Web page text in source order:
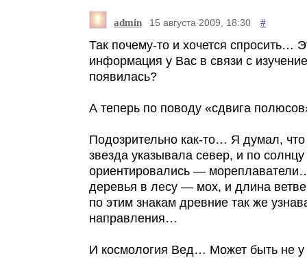
admin 15 августа 2009, 18:30 #
Так почему-то и хочется спросить…
информация у Вас в связи с
появилась?
А теперь по поводу «сдвига
Подозрительно как-то… Я думал,
звезда указывала север, и по
ориентировались —
деревья в лесу — мох, и длина
по этим знакам древние так же
направления…
И космология Вед… Может быть не у